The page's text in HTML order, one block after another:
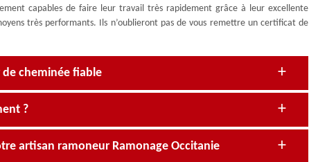
capables de faire leur travail très rapidement grâce à leur excellente
très performants. Ils n’oublieront pas de vous remettre un certificat de
cheminée fiable
?
artisan ramoneur Ramonage Occitanie